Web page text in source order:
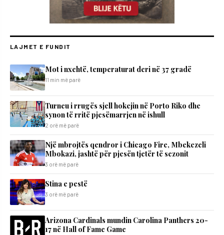
LAJMET E FUNDIT
Mot i nxehtë, temperaturat deri në 37 gradë
11 min më parë
Turneu i rrugës sjell hokejin në Porto Riko dhe
synon të rritë pjesëmarrjen në ishull
2 orë më parë
Një mbrojtës qendror i Chicago Fire, Mbekezeli
Mbokazi, jashtë për pjesën tjetër të sezonit
3 orë më parë
Stina e pestë
3 orë më parë
Arizona Cardinals mundin Carolina Panthers 20-
17 në Hall of Fame Game